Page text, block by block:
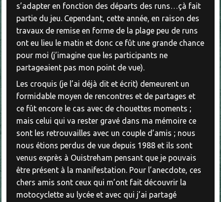
s’adapter en fonction des départs des runs…çà fait
partie du jeu. Cependant, cette année, en raison des
travaux de remise en forme de la plage peu de runs
ont eu lieu le matin et donc ce fût une grande chance
pour moi (j’imagine que les participants ne
partageaient pas mon point de vue).
Les croquis (je l’ai déjà dit et écrit) demeurent un
formidable moyen de rencontres et de partages et
ce fût encore le cas avec de chouettes moments ;
mais celui qui va rester gravé dans ma mémoire ce
sont les retrouvailles avec un couple d’amis ; nous
nous étions perdus de vue depuis 1988 et ils sont
venus exprès à Ouistreham pensant que je pouvais
être présent à la manifestation. Pour l’anecdote, ces
chers amis sont ceux qui m’ont fait découvrir la
motocyclette au lycée et avec qui j’ai partagé